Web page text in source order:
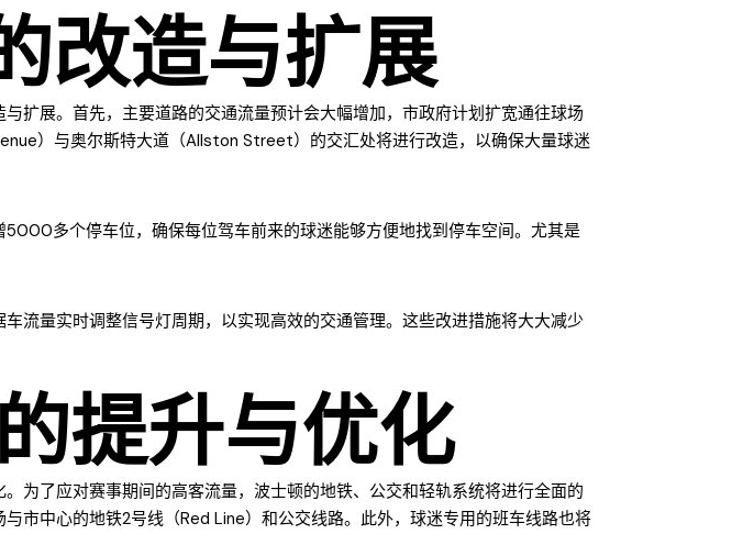
改造与扩展
扩展。首先，主要道路的交通流量预计会大幅增加，市政府计划扩宽通往球场
）与奥尔斯特大道（Allston Street）的交汇处将进行改造，以确保大量球迷
多个停车位，确保每位驾车前来的球迷能够方便地找到停车空间。尤其是
流量实时调整信号灯周期，以实现高效的交通管理。这些改进措施将大大减少
提升与优化
为了应对赛事期间的高客流量，波士顿的地铁、公交和轻轨系统将进行全面的
市中心的地铁2号线（Red Line）和公交线路。此外，球迷专用的班车线路也将